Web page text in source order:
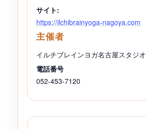
サイト:
https://ilchibrainyoga-nagoya.com
主催者
イルチブレインヨガ名古屋スタジオ
電話番号
052-453-7120